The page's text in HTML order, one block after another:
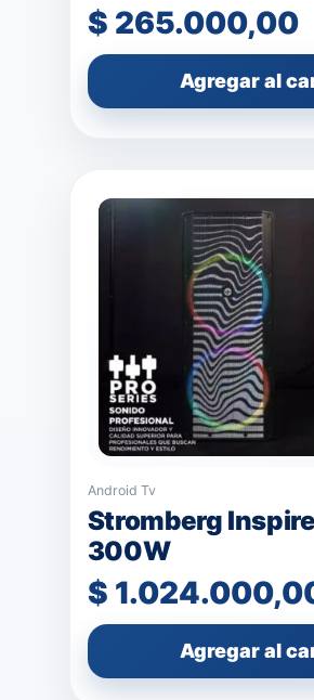
$ 265.000,00
Agregar al
Android Tv
Stromberg
300W
$
Agregar al